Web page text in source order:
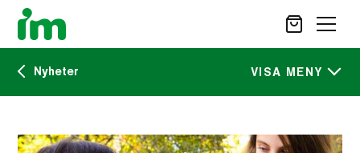
SÖK
Nyheter VISA MENY